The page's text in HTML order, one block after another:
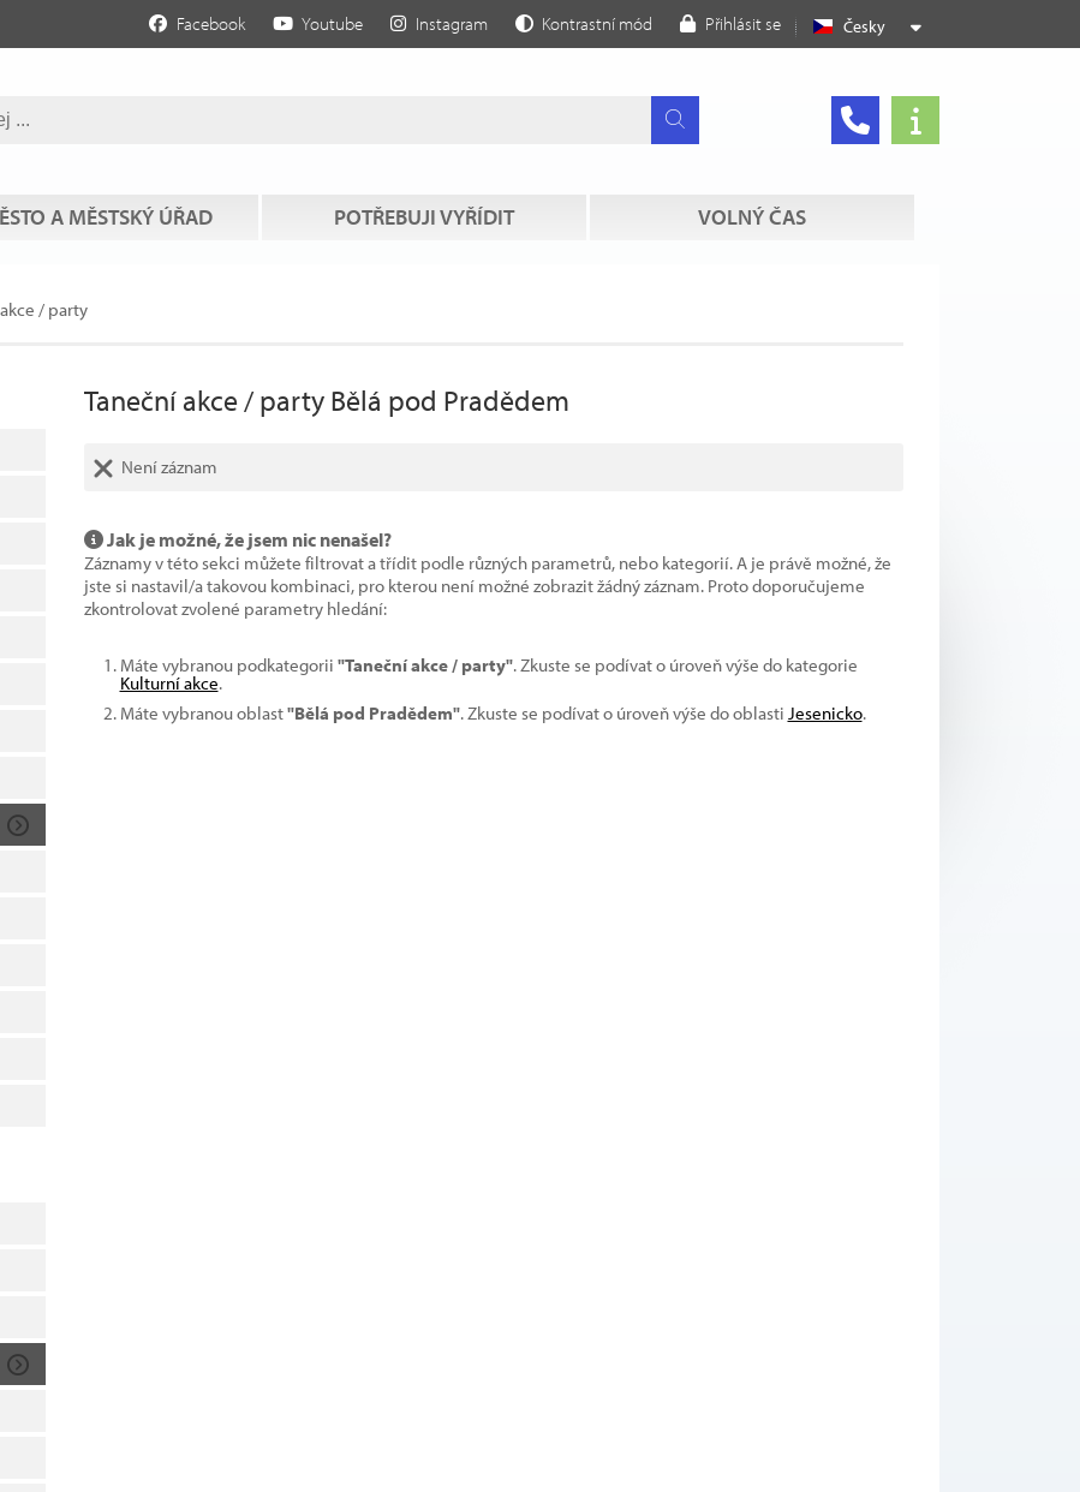
Česky
Facebook Youtube Instagram Kontrastní mód Přihlásit se
A MĚSTSKÝ ÚŘAD POTŘEBUJI VYŘÍDIT VOLNÝ ČAS
/ party
Taneční akce / party Bělá pod Pradědem
Není záznam
Jak je možné, že jsem nic nenašel?
Záznamy v této sekci můžete filtrovat a třídit podle různých parametrů, nebo kategorií. A je právě možné, že
jste si nastavil/a takovou kombinaci, pro kterou není možné zobrazit žádný záznam. Proto doporučujeme
zkontrolovat zvolené parametry hledání:
Máte vybranou podkategorii "Taneční akce / party". Zkuste se podívat o úroveň výše do kategorie
Kulturní akce.
Máte vybranou oblast"Bělá pod Pradědem". Zkuste se podívat o úroveň výše do oblasti Jesenicko.